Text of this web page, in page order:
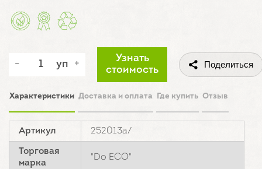
уп
Узнать
стоимость
Поделиться
Характеристики Доставка и оплата Где купить Отзыв
Артикул 252013а/
Торговая
марка
"Do ECO"